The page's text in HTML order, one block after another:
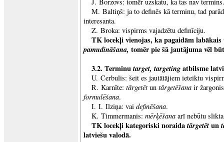
M. Baltiņš: ja to definēs kā terminu, tad
interesanta.
Z. Broka: vispirms vajadzētu definīciju.
TK locekļi vienojas, ka pagaidām
pamudināšana, tomēr pie šā jautājuma vēl
3.2. Terminutarget, targetingatbilsme
U. Cerbulis: šeit es jautātājiem ieteiktu
R. Karnīte: tārgetētun tārgetēšana ir
formulēšana.
I. I. Ilziņa: vai definēšana.
K. Timmermanis: mērķēšana arī nebūtu
TK locekļi kategoriski noraidatārgetētun
latviešu valodā.